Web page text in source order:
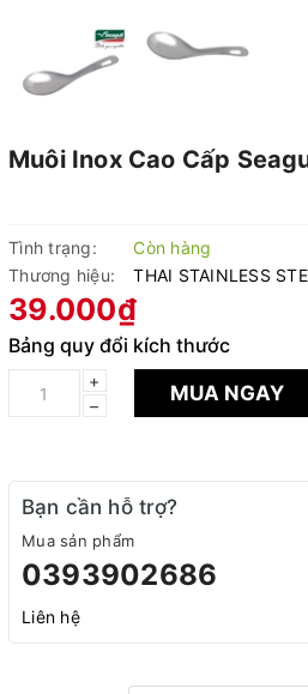
Muôi Inox Cao Cấp
Tình trạng:
Còn hàng
Thương hiệu:
THAI STAINLESS
39.000₫
Bảng quy đổi kích thước
+
–
MUA NGAY
Bạn cần hỗ trợ?
Mua sản phẩm
0393902686
Liên hệ